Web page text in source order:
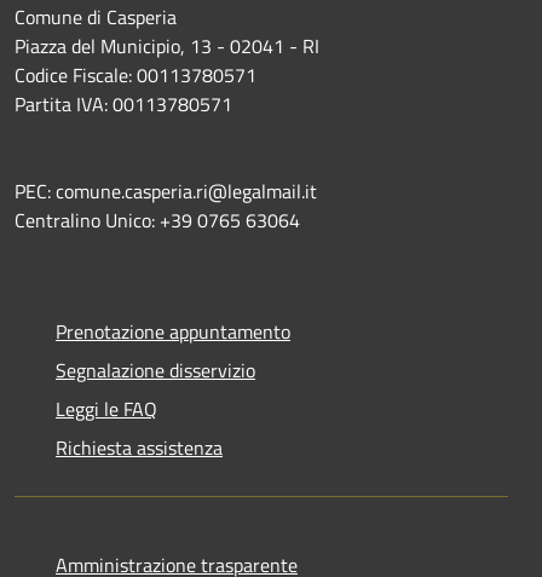
Comune di Casperia
Piazza del Municipio, 13 - 02041 - RI
Codice Fiscale: 00113780571
Partita IVA: 00113780571
PEC: comune.casperia.ri@legalmail.it
Centralino Unico: +39 0765 63064
Prenotazione appuntamento
Segnalazione disservizio
Leggi le FAQ
Richiesta assistenza
Amministrazione trasparente